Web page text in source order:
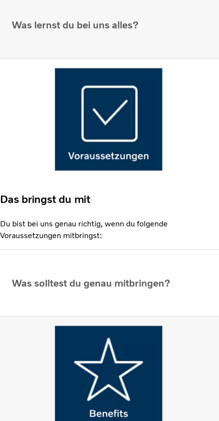
Was lernst du bei uns alles?
Das bringst du mit
Du bist bei uns genau richtig, wenn du folgende
Voraussetzungen mitbringst:
Was solltest du genau mitbringen?